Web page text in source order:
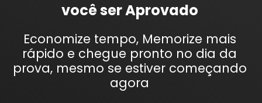
você ser Aprovado
Economize tempo, Memorize mais
rápido e chegue pronto no dia da
prova, mesmo se estiver começando
agora